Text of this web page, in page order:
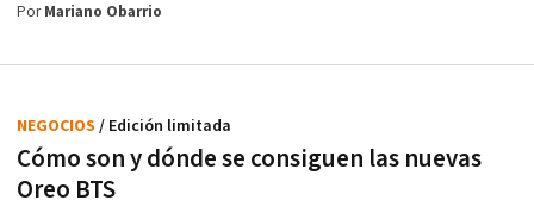
PorMariano Obarrio
Cómo son y dónde se consiguen las nuevas
Oreo BTS
NEGOCIOS / Edición limitada